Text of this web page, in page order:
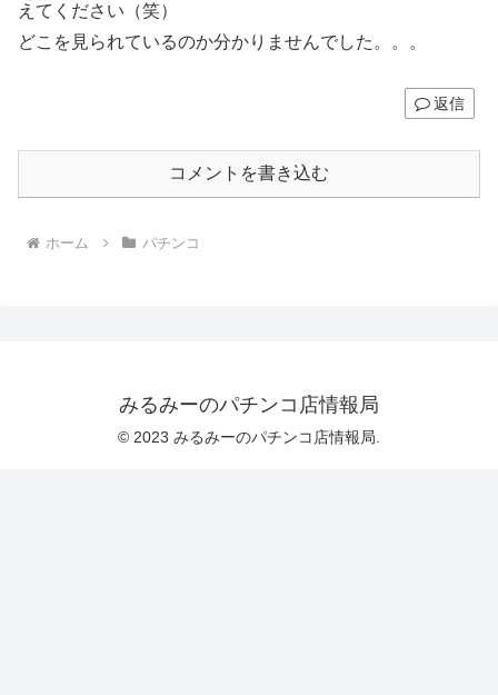
えてください（笑）
どこを見られているのか分かりませんでした。。。
返信
コメントを書き込む
ホーム パチンコ
みるみーのパチンコ店情報局
© 2023 みるみーのパチンコ店情報局.